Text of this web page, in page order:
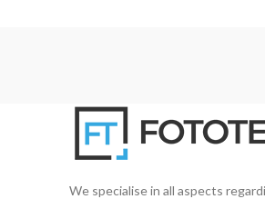
We specialise in all aspects